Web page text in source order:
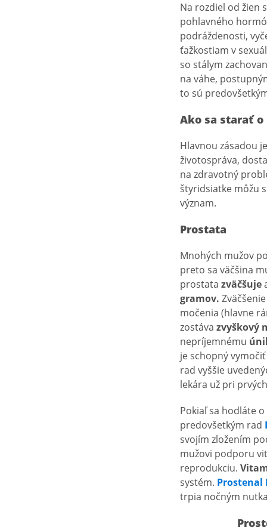
Na rozdiel od žien
pohlavného
podráždenosti,
ťažkostiam v
so stálym
na váhe,
to sú
Ako sa starať
Hlavnou zásadou
životospráva,
na zdravotný
štyridsiatke môžu
význam.
Prostata
Mnohých mužov
preto sa väčšina
prostata zväčšuje
gramov.
močenia (hlavne
zostáva zvyškový
nepríjemnému
je schopný
rad vyššie
lekára už pri
Pokiaľ sa hodláte
predovšetkým rad
svojím zložením
mužovi podporu
reprodukciu.
systém. Prostenal
trpia nočným